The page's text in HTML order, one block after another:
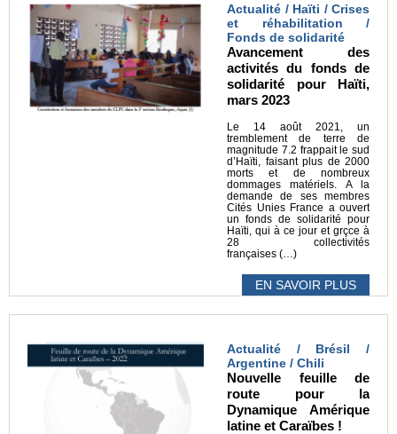
Actualité / Haïti / Crises
et réhabilitation /
Fonds de solidarité
Avancement des
activités du fonds de
solidarité pour Haïti,
mars 2023
Le 14 août 2021, un
tremblement de terre de
magnitude 7.2 frappait le sud
d’Haïti, faisant plus de 2000
morts et de nombreux
dommages matériels. A la
demande de ses membres
Cités Unies France a ouvert
un fonds de solidarité pour
Haïti, qui à ce jour et grçce à
28 collectivités
françaises (…)
EN SAVOIR PLUS
Actualité / Brésil /
Argentine / Chili
Nouvelle feuille de
route pour la
Dynamique Amérique
latine et Caraïbes !